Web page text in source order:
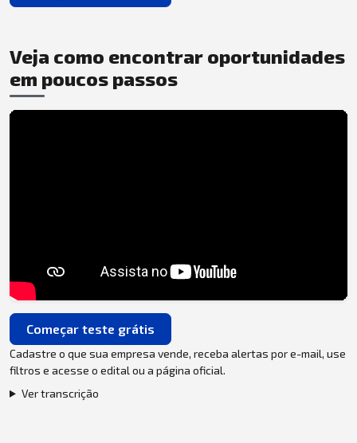
Veja como encontrar oportunidades
em poucos passos
Começar teste grátis
Cadastre o que sua empresa vende, receba alertas por e-mail, use
filtros e acesse o edital ou a página oficial.
Ver transcrição